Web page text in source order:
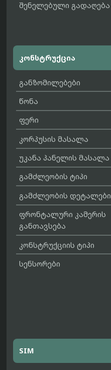
შენელებული გადაღება
კონსტრუქცია
განზომილებები
წონა
ფერი
კორპუსის მასალა
უკანა პანელის მასალა
გამძლეობის ტიპი
გამძლეობის დეტალები
ფრონტალური კამერის
განთავსება
კონსტრუქციის ტიპი
სენსორები
SIM